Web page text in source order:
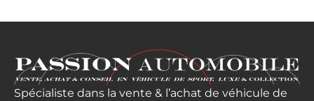
Spécialiste dans la vente & l’achat de véhicule de